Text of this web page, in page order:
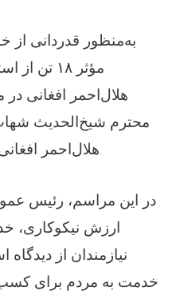
به‌منظور قدردانی از
مؤثر ۱۸
هلال‌احمر افغانی
محترم شیخ‌الحدیث
هلال‌احمر افغانی، محفل تشویقی برگزار شد.
در این مراسم، رئیس
ارزش نیکوکاری،
نیازمندان از
خدمت به مردم برای کسب